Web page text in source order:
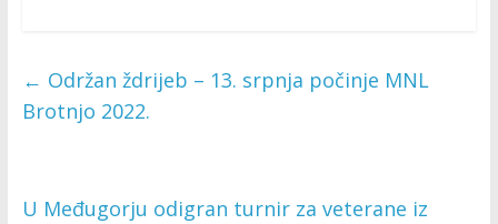
← Održan ždrijeb – 13. srpnja počinje MNL
Brotnjo 2022.
U Međugorju odigran turnir za veterane iz